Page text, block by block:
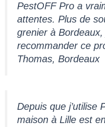
PestOFF Pro a
attentes. Plus de
grenier à
recommander ce
Thomas, Bordeaux
Depuis que j’utilise
maison à Lille est